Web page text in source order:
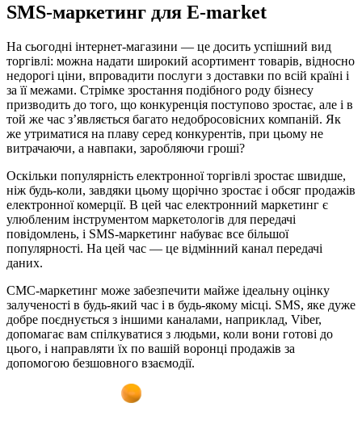
SMS-маркетинг для E-market
На сьогодні інтернет-магазини — це досить успішний вид
торгівлі: можна надати широкий асортимент товарів, відносно
недорогі ціни, впровадити послуги з доставки по всій країні і
за її межами. Стрімке зростання подібного роду бізнесу
призводить до того, що конкуренція поступово зростає, але і в
той же час з’являється багато недобросовісних компаній. Як
же утриматися на плаву серед конкурентів, при цьому не
витрачаючи, а навпаки, заробляючи гроші?
Оскільки популярність електронної торгівлі зростає швидше,
ніж будь-коли, завдяки цьому щорічно зростає і обсяг продажів
електронної комерції. В цей час електронний маркетинг є
улюбленим інструментом маркетологів для передачі
повідомлень, і SMS-маркетинг набуває все більшої
популярності. На цей час — це відмінний канал передачі
даних.
СМС-маркетинг може забезпечити майже ідеальну оцінку
залученості в будь-який час і в будь-якому місці. SMS, яке дуже
добре поєднується з іншими каналами, наприклад, Viber,
допомагає вам спілкуватися з людьми, коли вони готові до
цього, і направляти їх по вашій воронці продажів за
допомогою безшовного взаємодії.